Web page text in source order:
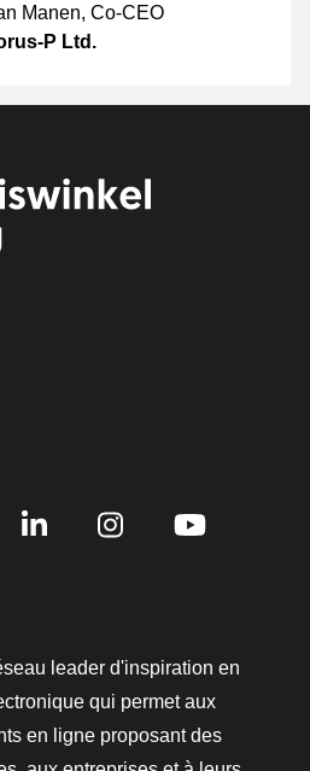
Manen, Co-CEO
P Ltd.
leader d'inspiration en
qui permet aux
en ligne proposant des